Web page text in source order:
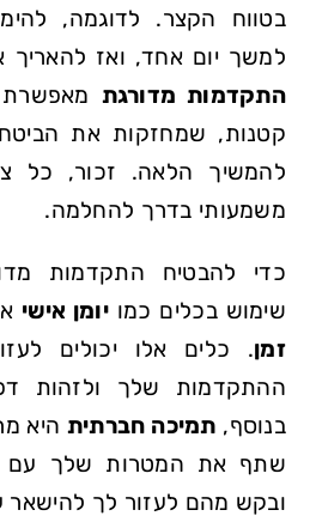
בטווח הקצר. לדוגמה,
למשך יום ⁢אחד, ואז‌
התקדמות מדורגת ⁤מאפשרת
קטנות, שמחזקות את
להמשיך ⁢הלאה. זכור, כל
משמעותי בדרך להחלמה.
כדי להבטיח התקדמות
שימוש בכלים כמו⁢יומן אישי
זמן. כלים אלו יכולים
ההתקדמות‌ שלך ולזהות
בנוסף,‍ תמיכה⁣ חברתית היא
שתף את המטרות שלך עם
ובקש מהם לעזור לך ⁤להישאר